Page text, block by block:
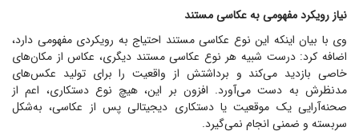
نیاز رویکرد مفهومی به عکاسی مستند
وی با بیان اینکه این نوع عکاسی مستند احتیاج به رویکردی مفهومی دارد،
اضافه کرد: درست شبیه هر نوع عکاسی مستند دیگری، عکاس از مکان‌های
خاصی بازدید می‌کند و برداشتش از واقعیت را برای تولید عکس‌های
مدنظرش به دست می‌آورد. افزون بر این، هیچ نوع دستکاری، اعم از
صحنه‌آرایی یک موقعیت یا دستکاری دیجیتالی پس از عکاسی، به‌شکل
سربسته و ضمنی انجام نمی‌گیرد.